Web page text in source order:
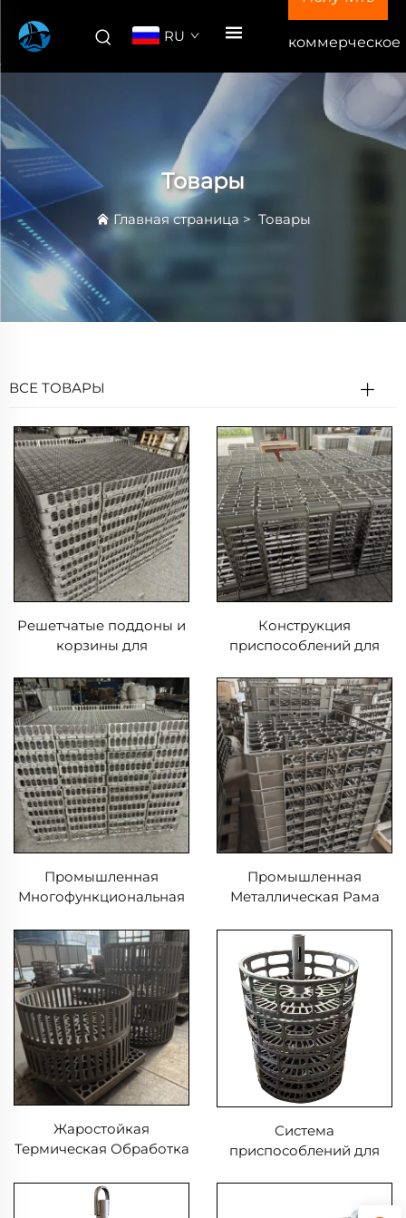
RU коммерческое
предложение
Товары
Главная страница > Товары
ВСЕ ТОВАРЫ
Решетчатые поддоны и
корзины для
в печах, длительный
срок службы
Конструкция
приспособлений для
поддонов и корзин с
применением литья и
сварки EB22149
Промышленная
Многофункциональная
Долговечная Рама Для
Литейных Услуг
Промышленная
Металлическая Рама
Сталь Литые Песчаные
Точные Литые
Жаростойкие
Материалы
Жаростойкая
Термическая Обработка
Корзина Из
Нержавеющей Стали
Система
приспособлений для